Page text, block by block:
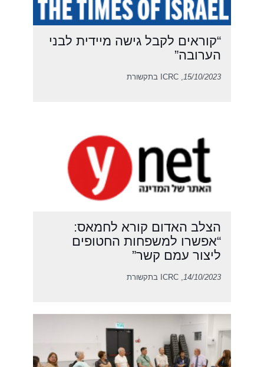
“קוראים לקבל גישה מיידית לבני
הערובה”
15/10/2023, ICRC בתקשורת
הצלב האדום קורא לחמאס:
“אפשרו למשפחות החטופים
ליצור עמם קשר”
14/10/2023, ICRC בתקשורת